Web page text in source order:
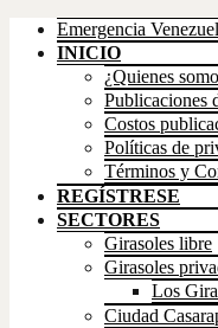
Emergencia
INICIO
¿Quienes
Publicaciones
Costos
Políticas de
Términos y
REGÍSTRESE
SECTORES
Girasoles libre
Girasoles
Los
Ciudad